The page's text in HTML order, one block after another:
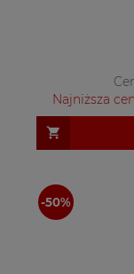
Najniższa